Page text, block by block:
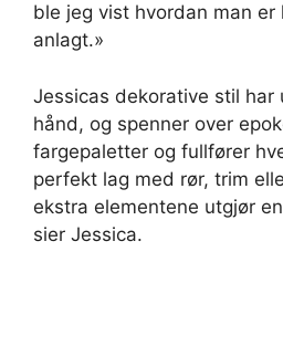
ble jeg vist hvordan man er
anlagt.»
Jessicas dekorative stil har
hånd, og spenner over
fargepaletter og fullfører
perfekt lag med rør, trim
ekstra elementene utgjør
sier Jessica.